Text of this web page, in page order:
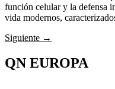
función celular y la defensa
vida modernos,
Siguiente →
QN EUROPA